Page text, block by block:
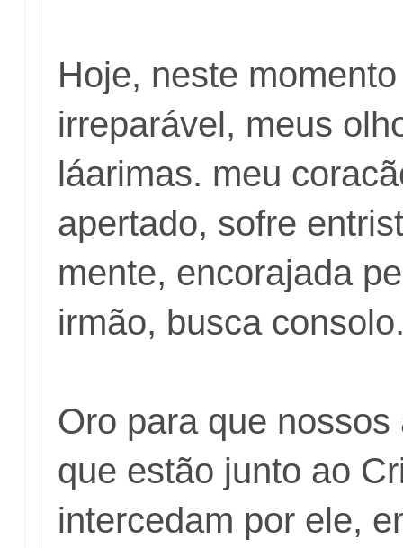
Hoje, neste
irreparável, meus
láarimas. meu
apertado, sofre
mente, encorajada
irmão, busca
Oro para que
que estão junto ao
intercedam por ele,